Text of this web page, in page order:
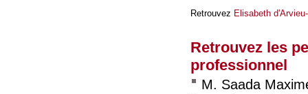
Retrouvez Elisabeth
Retrouvez les
professionnel
M. Saada